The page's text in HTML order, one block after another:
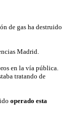
de gas ha destruido
Madrid.
en la vía pública.
tratando de
operado esta